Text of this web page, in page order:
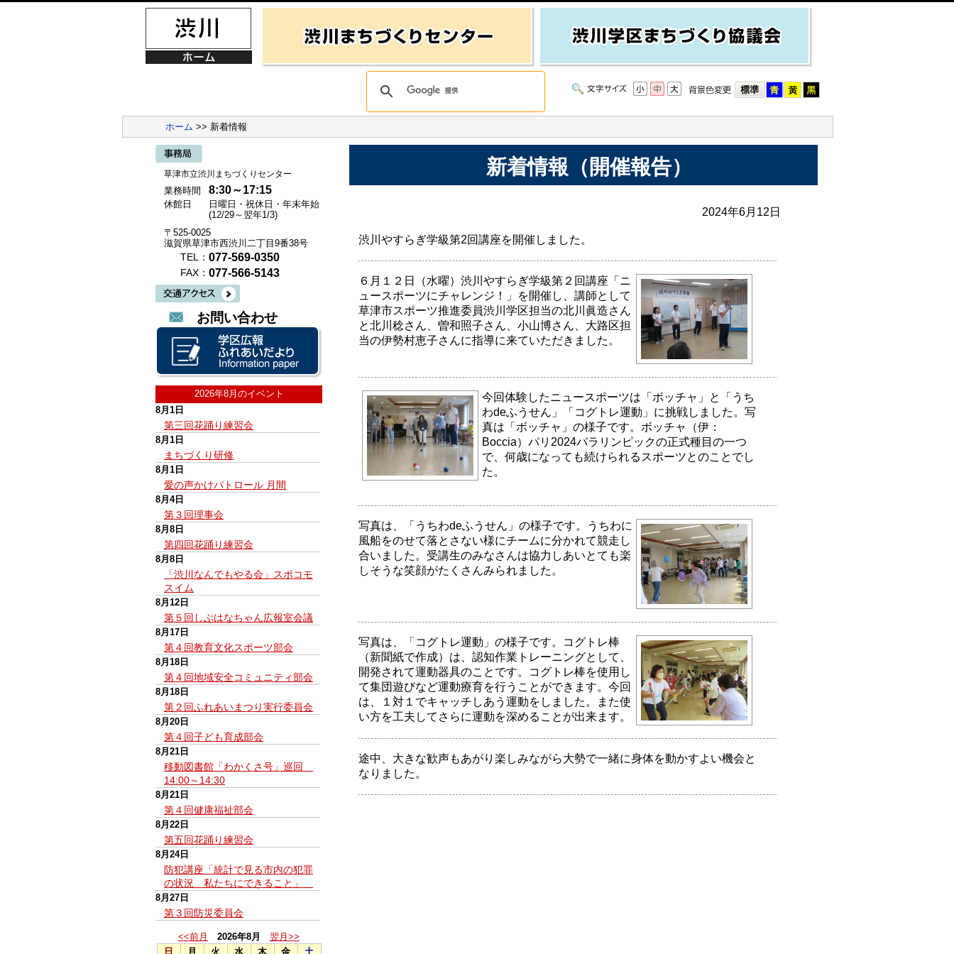
ホーム >> 新着情報
草津市立渋川まちづくりセンター
業務時間 8:30～17:15
休館日
日曜日・祝休日・年末年始
(12/29～翌年1/3)
〒525-0025
滋賀県草津市西渋川二丁目9番38号
TEL： 077-569-0350
FAX： 077-566-5143
お問い合わせ
2026年8月のイベント
8月1日
第三回花踊り練習会
8月1日
まちづくり研修
8月1日
愛の声かけパトロール 月間
8月4日
第３回理事会
8月8日
第四回花踊り練習会
8月8日
「渋川なんでもやる会」スポコモ
スイム
8月12日
第５回しぶはなちゃん広報室会議
8月17日
第４回教育文化スポーツ部会
8月18日
第４回地域安全コミュニティ部会
8月18日
第２回ふれあいまつり実行委員会
8月20日
第４回子ども育成部会
8月21日
移動図書館「わかくさ号」巡回
14:00～14:30
8月21日
第４回健康福祉部会
8月22日
第五回花踊り練習会
8月24日
防犯講座「統計で見る市内の犯罪
の状況 私たちにできること」
8月27日
第３回防災委員会
<<前月 2026年8月
翌月>>
日
月 火 水 木 金 土
新着情報（開催報告）
2024年6月12日
渋川やすらぎ学級第2回講座を開催しました。
６月１２日（水曜）渋川やすらぎ学級第２回講座「ニ
ュースポーツにチャレンジ！」を開催し、講師として
草津市スポーツ推進委員渋川学区担当の北川眞造さん
と北川稔さん、曽和照子さん、小山博さん、大路区担
当の伊勢村恵子さんに指導に来ていただきました。
今回体験したニュースポーツは「ボッチャ」と「うち
わdeふうせん」「コグトレ運動」に挑戦しました。写
真は「ボッチャ」の様子です。ボッチャ（伊：
Boccia）パリ2024パラリンピックの正式種目の一つ
で、何歳になっても続けられるスポーツとのことでし
た。
写真は、「うちわdeふうせん」の様子です。うちわに
風船をのせて落とさない様にチームに分かれて競走し
合いました。受講生のみなさんは協力しあいとても楽
しそうな笑顔がたくさんみられました。
写真は、「コグトレ運動」の様子です。コグトレ棒
（新聞紙で作成）は、認知作業トレーニングとして、
開発されて運動器具のことです。コグトレ棒を使用し
て集団遊びなど運動療育を行うことができます。今回
は、１対１でキャッチしあう運動をしました。また使
い方を工夫してさらに運動を深めることが出来ます。
途中、大きな歓声もあがり楽しみながら大勢で一緒に身体を動かすよい機会と
なりました。